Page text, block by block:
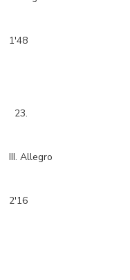
1'48
23.
III. Allegro
2'16